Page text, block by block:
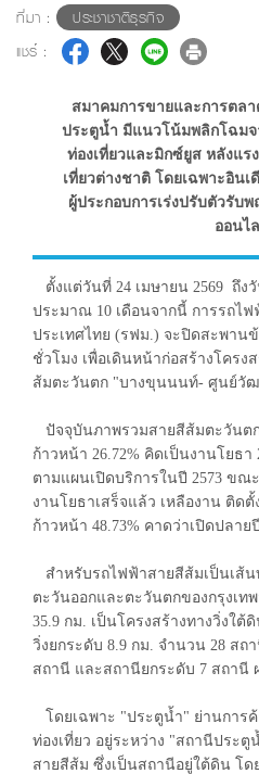
ที่มา :
ประชาชาติธุรกิจ
แชร์ :
สมาคมการขายและการตล
ประตูน้ำ มีแนวโน้มพลิกโฉม
ท่องเที่ยวและมิกซ์ยูส หลังแ
เที่ยวต่างชาติ โดยเฉพาะอิน
ผู้ประกอบการเร่งปรับตัวรับ
ออนไ
ตั้งแต่วันที่ 24 เมษายน 2569 ถึง
ประมาณ 10 เดือนจากนี้ การรถไ
ประเทศไทย (รฟม.) จะปิดสะพาน
ชั่วโมง เพื่อเดินหน้าก่อสร้างโครง
ส้มตะวันตก "บางขุนนนท์- ศูนย์วัฒ
ปัจจุบันภาพรวมสายสีส้มตะวันต
ก้าวหน้า 26.72% คิดเป็นงานโยธา
ตามแผนเปิดบริการในปี 2573 ข
งานโยธาเสร็จแล้ว เหลืองาน ติด
ก้าวหน้า 48.73% คาดว่าเปิดปลาย
สำหรับรถไฟฟ้าสายสีส้มเป็นเส้น
ตะวันออกและตะวันตกของกรุงเท
35.9 กม. เป็นโครงสร้างทางวิ่งใต้
วิ่งยกระดับ 8.9 กม. จำนวน 28 สถ
สถานี และสถานียกระดับ 7 สถานี
โดยเฉพาะ "ประตูน้ำ" ย่านการ
ท่องเที่ยว อยู่ระหว่าง "สถานีประ
สายสีส้ม ซึ่งเป็นสถานีอยู่ใต้ดิน โด